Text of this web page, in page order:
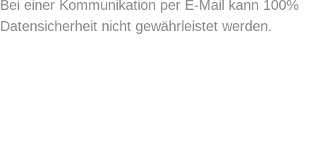
Bei einer Kommunikation per E-Mail kann 100%
Datensicherheit nicht gewährleistet werden.